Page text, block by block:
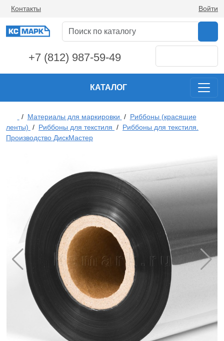
Контакты Войти
+7 (812) 987-59-49
КАТАЛОГ
/ Материалы для маркировки / Риббоны (красящие
ленты) / Риббоны для текстиля / Риббоны для текстиля.
Производство ДискМастер